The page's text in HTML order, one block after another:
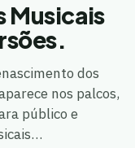
Musicais
dos
nos palcos,
público e